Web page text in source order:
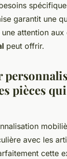
garantit une
attention
peut offrir.
pièces
avec les
cette